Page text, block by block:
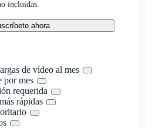
incluidas.
ahora
de vídeo al mes
por mes
requerida
rápidas